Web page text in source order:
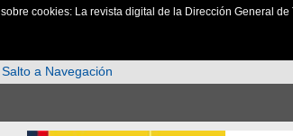
cookies: La revista digital de la Dirección General
Salto a Navegación